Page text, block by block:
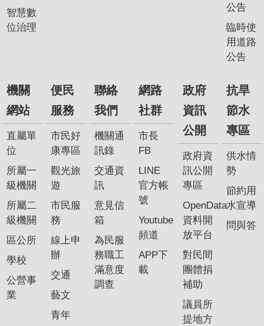
政
府
資
抗
旱
節
水
專
區
網
站
導
回
首
智慧數
位治理
公告
臨時使
用道路
公告
機關
網站
直屬單
位
所屬一
級機關
所屬二
級機關
區公所
學校
公營事
業
便民
服務
市民好
康專區
觀光旅
遊
市民服
務
線上申
辦
交通
藝文
青年
聯絡
我們
機關通
訊錄
交通資
訊
意見信
箱
為民服
務職工
滿意度
調查
網路
社群
市長
FB
LINE
官方帳
號
Youtube
頻道
APP下
載
政府
資訊
公開
政府資
訊公開
專區
OpenData
資料開
放平台
對民間
團體捐
補助
議員所
提地方
抗旱
節水
專區
供水情
勢
節約用
水宣導
問與答